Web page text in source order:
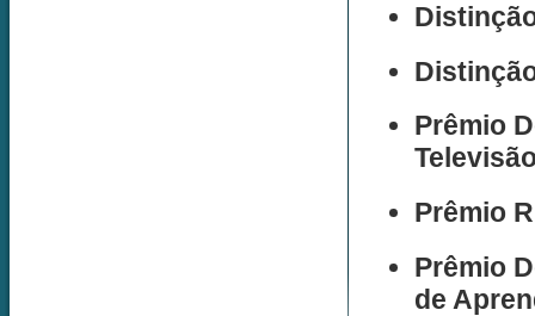
Prêmio
Prêmio
Prêmio
de